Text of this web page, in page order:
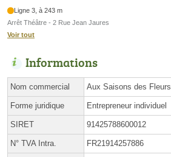
Ligne 3, à 243 m
Arrêt Théâtre - 2 Rue Jean Jaures
Voir tout
Informations
Nom commercial Aux Saisons des Fleurs
Forme juridique Entrepreneur individuel
SIRET 91425788600012
N° TVA Intra. FR21914257886